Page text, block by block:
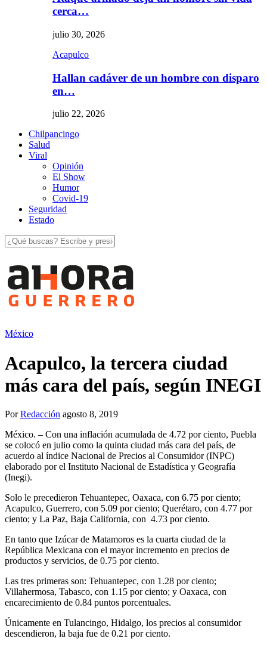
cerca…
julio 30, 2026
Acapulco
Hallan cadáver de un hombre con disparo
en…
julio 22, 2026
Chilpancingo
Salud
Viral
Opinión
El Show
Humor
Covid-19
Seguridad
Estado
México
Acapulco, la tercera ciudad
más cara del país, según INEGI
PorRedacción agosto 8, 2019
México. – Con una inflación acumulada de 4.72 por ciento, Puebla
se colocó en julio como la quinta ciudad más cara del país, de
acuerdo al índice Nacional de Precios al Consumidor (INPC)
elaborado por el Instituto Nacional de Estadística y Geografía
(Inegi).
Solo le precedieron Tehuantepec, Oaxaca, con 6.75 por ciento;
Acapulco, Guerrero, con 5.09 por ciento; Querétaro, con 4.77 por
ciento; y La Paz, Baja California, con 4.73 por ciento.
En tanto que Izúcar de Matamoros es la cuarta ciudad de la
República Mexicana con el mayor incremento en precios de
productos y servicios, de 0.75 por ciento.
Las tres primeras son: Tehuantepec, con 1.28 por ciento;
Villahermosa, Tabasco, con 1.15 por ciento; y Oaxaca, con
encarecimiento de 0.84 puntos porcentuales.
Únicamente en Tulancingo, Hidalgo, los precios al consumidor
descendieron, la baja fue de 0.21 por ciento.